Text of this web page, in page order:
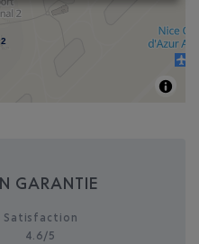
GARANTIE
Satisfaction
4.6/5